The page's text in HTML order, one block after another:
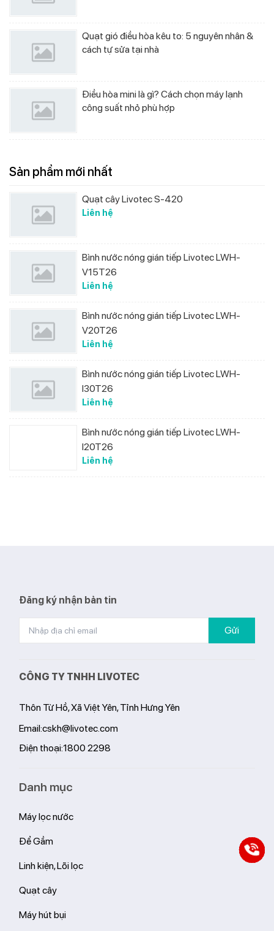
Quạt gió điều hòa kêu to: 5 nguyên nhân &
cách tự sửa tại nhà
Điều hòa mini là gì? Cách chọn máy lạnh
công suất nhỏ phù hợp
Sản phẩm mới nhất
Quạt cây Livotec S-420
Liên hệ
Bình nước nóng gián tiếp Livotec LWH-
V15T26
Liên hệ
Bình nước nóng gián tiếp Livotec LWH-
V20T26
Liên hệ
Bình nước nóng gián tiếp Livotec LWH-
I30T26
Liên hệ
Bình nước nóng gián tiếp Livotec LWH-
I20T26
Liên hệ
Đăng ký nhận bản tin
CÔNG TY TNHH LIVOTEC
Thôn Từ Hồ, Xã Việt Yên, Tỉnh Hưng Yên
Email:
cskh@livotec.com